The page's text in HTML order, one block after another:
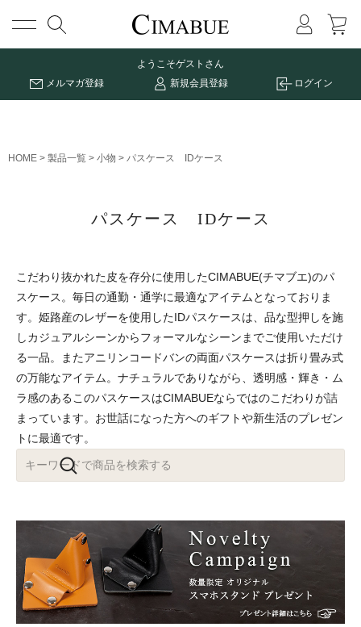
メニュー
ようこそゲストさん
メルマガ登録
新規会員登録 ログイン
HOME 製品一覧 小物 パスケース IDケース
パスケース IDケース
こだわり抜かれた皮を存分に使用したCIMABUE(チマブエ)のパ
スケース。毎日の通勤・通学に最適なアイテムとなっておりま
す。姫路産のレザーを使用したIDパスケースは、品な型押しを施
しカジュアルシーンからフォーマルなシーンまでご使用いただけ
る一品。またアニリンコードバンの両面パスケースは折り畳み式
の万能なアイテム。ナチュラルでありながら、透明感・輝き・ム
ラ感のあるこのパスケースはCIMABUEならではのこだわりが詰
まっています。お世話になった方へのギフトや新生活のプレゼン
トに最適です。